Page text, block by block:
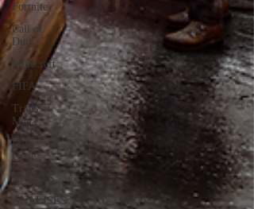
Fortnite
Call of
Duty
Minecraft
FIFA
Trials of
Mana
Days
Gone
ANIMES
ANÁLISES